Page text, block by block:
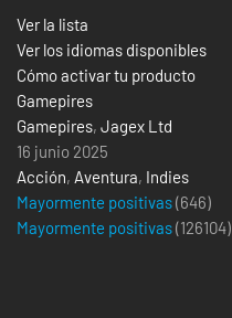
Ver la lista
Ver los idiomas disponibles
Cómo activar tu producto
Gamepires
Gamepires, Jagex Ltd
16 junio 2025
Acción, Aventura, Indies
Mayormente positivas(646)
Mayormente positivas(126104)